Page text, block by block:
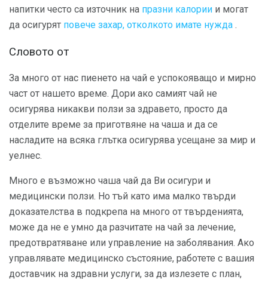
напитки често са източник на празни калории и могат
да осигурят повече захар, отколкото имате нужда .
Словото от
За много от нас пиенето на чай е успокояващо и мирно
част от нашето време. Дори ако самият чай не
осигурява никакви ползи за здравето, просто да
отделите време за приготвяне на чаша и да се
насладите на всяка глътка осигурява усещане за мир и
уелнес.
Много е възможно чаша чай да Ви осигури и
медицински ползи. Но тъй като има малко твърди
доказателства в подкрепа на много от твърденията,
може да не е умно да разчитате на чай за лечение,
предотвратяване или управление на заболявания. Ако
управлявате медицинско състояние, работете с вашия
доставчик на здравни услуги, за да излезете с план,